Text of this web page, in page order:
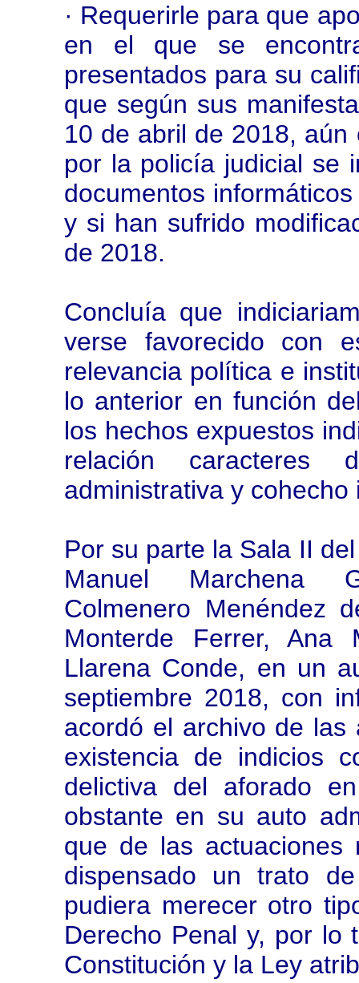
· Requerirle para que
en el que se
presentados para su
que según sus
10 de abril de 2018,
por la policía judicial se
documentos
y si han sufrido
de 2018.
Concluía que
verse favorecido con
relevancia política e
lo anterior en función
los hechos expuestos
relación caracteres
administrativa y cohecho
Por su parte la Sala II
Manuel Marchena
Colmenero Menéndez
Monterde Ferrer,
Llarena Conde, en un
septiembre 2018, con
acordó el archivo de las
existencia de indicios
delictiva del aforado
obstante en su auto
que de las
dispensado un trato
pudiera merecer otro
Derecho Penal y, por lo
Constitución y la Ley